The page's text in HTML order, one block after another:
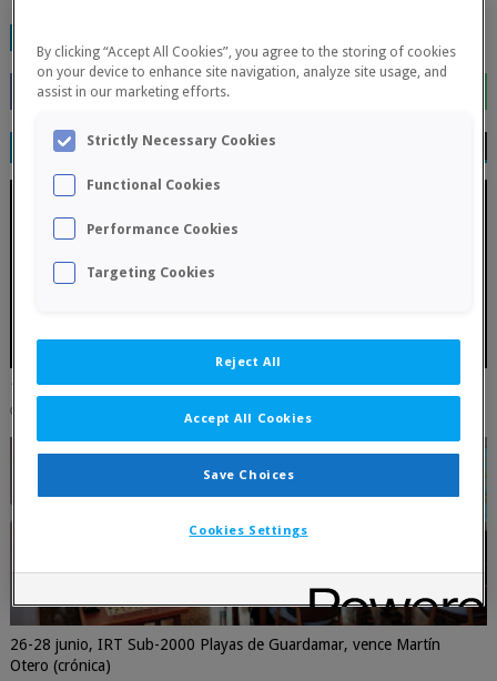
RELATED POSTS
17 julio, Primer torneo por parejas 2026 - La Primitiva
26-28 junio, IRT Sub-2000 Playas de Guardamar, vence Martín
Otero (crónica)
By clicking “Accept All Cookies”, you agree to the storing of cookies
on your device to enhance site navigation, analyze site usage, and
assist in our marketing efforts.
Strictly Necessary Cookies
Functional Cookies
Performance Cookies
Targeting Cookies
Reject All
Accept All Cookies
Save Choices
Cookies Settings